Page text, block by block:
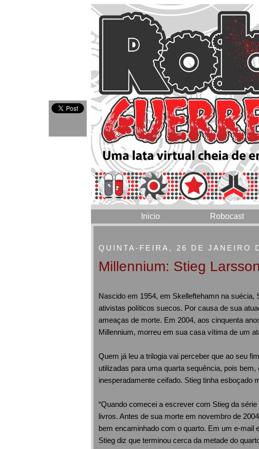
Inicio Robocast
QUINTA-FEIRA, 26 DE JANEIRO
Millennium: Stieg
Nascido em 1954, em Skelleftehamn na
ativistas políticos suecos. Por causa de sua
ameaças de morte. Em 2004, aos cinquenta
Millennium, morreu em sua casa vítima de um
Quem já leu a trilogia vai perceber que ao seu
utilizadas para uma quarta sequência, pois
inesperadamente ceifado. Stieg tinha esboçado
“Quando comecei a escrever com Stieg da
livros. Antes de sua morte em novembro de
bem encaminhado com o quarto. Em um e-
Stieg diz que terminou cerca da metade do